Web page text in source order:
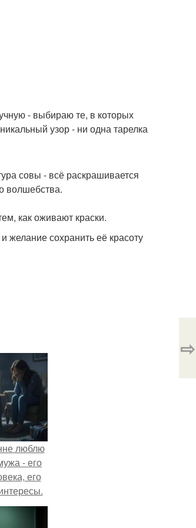
- выбираю те, в которых
узор - ни одна тарелка
совы - всё раскрашивается
волшебства.
как оживают краски.
желание сохранить её красоту
⇨
люблю
- его
его